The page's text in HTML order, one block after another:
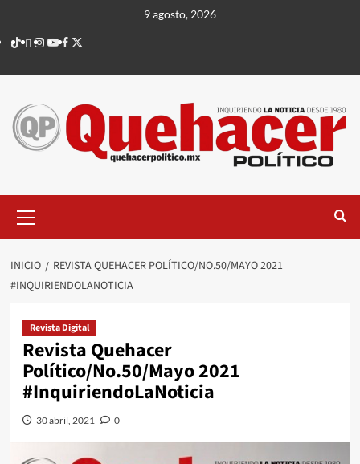
contenido
9 agosto, 2026
TikTok
threads
Instagram
Youtube
Facebook
X
principal
INICIO
REVISTA QUEHACER POLÍTICO/NO.50/MAYO 2021
#INQUIRIENDOLANOTICIA
Revista Digital
Revista Quehacer
Político/No.50/Mayo 2021
#InquiriendoLaNoticia
30 abril, 2021 0